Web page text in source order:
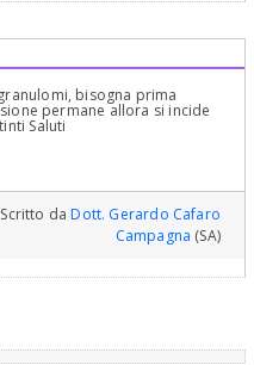
bisogna prima
permane allora si incide
Saluti
Scritto daDott. Gerardo Cafaro
Campagna (SA)